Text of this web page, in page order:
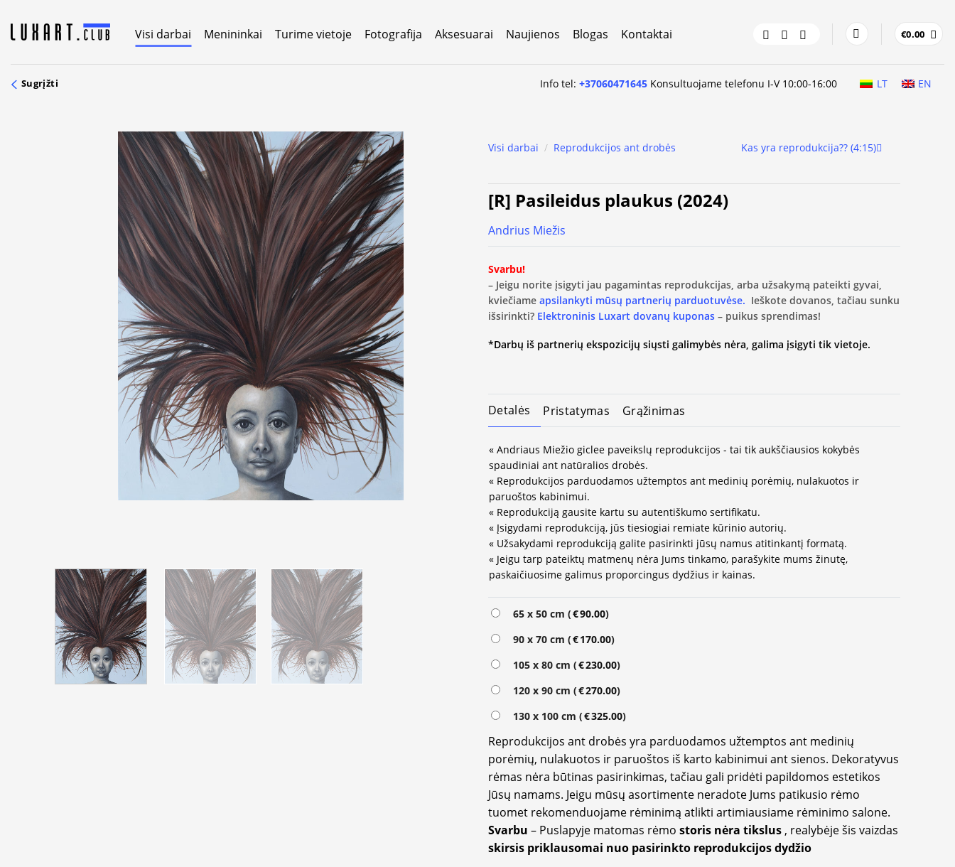
content
Visi darbai Menininkai Turime vietoje Fotografija Aksesuarai Naujienos Blogas Kontaktai €0.00
Sugrįžti Info tel:+37060471645 Konsultuojame telefonu I-V 10:00-16:00 LT EN
Visi darbai / Reprodukcijos ant drobės Kas yra reprodukcija?? (4:15)
[R] Pasileidus plaukus (2024)
Andrius Miežis
Svarbu!
– Jeigu norite įsigyti jau pagamintas reprodukcijas, arba užsakymą pateikti gyvai,
kviečiame apsilankyti mūsų partnerių parduotuvėse. Ieškote dovanos, tačiau sunku
išsirinkti? Elektroninis Luxart dovanų kuponas – puikus sprendimas!
*Darbų iš partnerių ekspozicijų siųsti galimybės nėra, galima įsigyti tik vietoje.
Detalės Pristatymas Grąžinimas
« Andriaus Miežio giclee paveikslų reprodukcijos - tai tik aukščiausios kokybės
spaudiniai ant natūralios drobės.
« Reprodukcijos parduodamos užtemptos ant medinių porėmių, nulakuotos ir
paruoštos kabinimui.
« Reprodukciją gausite kartu su autentiškumo sertifikatu.
« Įsigydami reprodukciją, jūs tiesiogiai remiate kūrinio autorių.
« Užsakydami reprodukciją galite pasirinkti jūsų namus atitinkantį formatą.
« Jeigu tarp pateiktų matmenų nėra Jums tinkamo, parašykite mums žinutę,
paskaičiuosime galimus proporcingus dydžius ir kainas.
65 x 50 cm (€90.00)
90 x 70 cm (€170.00)
105 x 80 cm (€230.00)
120 x 90 cm (€270.00)
130 x 100 cm (€325.00)
Reprodukcijos ant drobės yra parduodamos užtemptos ant medinių
porėmių, nulakuotos ir paruoštos iš karto kabinimui ant sienos. Dekoratyvus
rėmas nėra būtinas pasirinkimas, tačiau gali pridėti papildomos estetikos
Jūsų namams. Jeigu mūsų asortimente neradote Jums patikusio rėmo
tuomet rekomenduojame rėminimą atlikti artimiausiame rėminimo salone.
Svarbu – Puslapyje matomas rėmo storis nėra tikslus , realybėje šis vaizdas
skirsis priklausomai nuo pasirinkto reprodukcijos dydžio
Alternative: